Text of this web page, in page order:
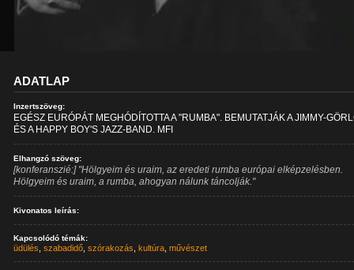
ADATLAP
Inzertszöveg:
EGÉSZ EURÓPÁT MEGHÓDÍTOTTA A "RUMBA". BEMUTATJÁK A JIMMY-
ÉS A HAPPY BOY'S JAZZ-BAND. MFI
Elhangzó szöveg:
[konferanszié:] "Hölgyeim és uraim, az eredeti rumba európai elképzelésben.
Hölgyeim és uraim, a rumba, ahogyan nálunk táncolják."
Kivonatos leírás:
Kapcsolódó témák:
üdülés ,szabadidő ,szórakozás ,kultúra ,művészet